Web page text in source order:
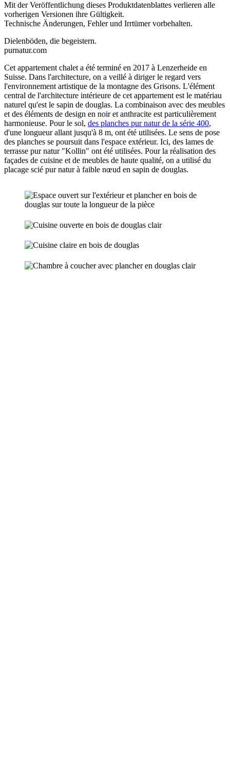
Mit der Veröffentlichung dieses Produktdatenblattes verlieren alle
vorherigen Versionen ihre Gültigkeit.
Technische Änderungen, Fehler und Irrtümer vorbehalten.
Dielenböden, die begeistern.
purnatur.com
Cet appartement chalet a été terminé en 2017 à Lenzerheide en
Suisse. Dans l'architecture, on a veillé à diriger le regard vers
l'environnement artistique de la montagne des Grisons. L'élément
central de l'architecture intérieure de cet appartement est le matériau
naturel qu'est le sapin de douglas. La combinaison avec des meubles
et des éléments de design en noir et anthracite est particulièrement
harmonieuse. Pour le sol, des planches pur natur de la série 400,
d'une longueur allant jusqu'à 8 m, ont été utilisées. Le sens de pose
des planches se poursuit dans l'espace extérieur. Ici, des lames de
terrasse pur natur "Kollin" ont été utilisées. Pour la réalisation des
façades de cuisine et de meubles de haute qualité, on a utilisé du
placage scié pur natur à faible nœud en sapin de douglas.